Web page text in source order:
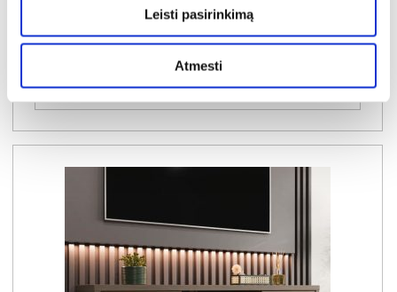
Leisti pasirinkimą
Atmesti
Kaina:
49€
Į krepšelį